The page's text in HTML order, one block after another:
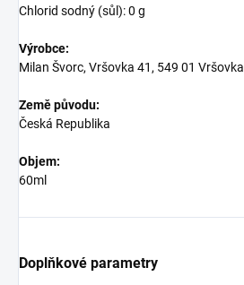
Chlorid sodný (sůl): 0 g
Výrobce:
Milan Švorc, Vršovka 41, 549 01 Vršovka
Země původu:
Česká Republika
Objem:
60ml
Doplňkové parametry